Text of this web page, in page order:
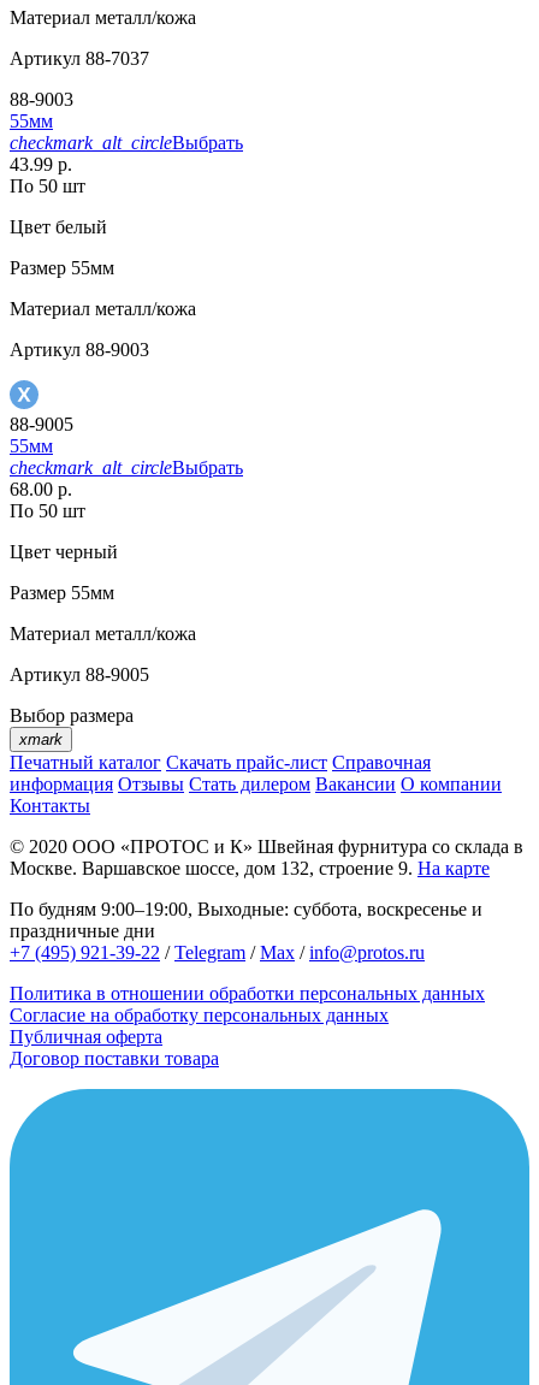
Материал металл/кожа
Артикул 88-7037
88-9003
55мм
checkmark_alt_circleВыбрать
43.99 р.
По 50 шт
Цвет белый
Размер 55мм
Материал металл/кожа
Артикул 88-9003
88-9005
55мм
checkmark_alt_circleВыбрать
68.00 р.
По 50 шт
Цвет черный
Размер 55мм
Материал металл/кожа
Артикул 88-9005
Выбор размера
xmark
Печатный каталог Скачать прайс-лист Справочная
информация Отзывы Стать дилером Вакансии О компании
Контакты
© 2020 ООО «ПРОТОС и К» Швейная фурнитура со склада в
Москве. Варшавское шоссе, дом 132, строение 9. На карте
По будням 9:00–19:00, Выходные: суббота, воскресенье и
праздничные дни
+7 (495) 921-39-22 /Telegram /Max /info@protos.ru
Политика в отношении обработки персональных данных
Согласие на обработку персональных данных
Публичная оферта
Договор поставки товара